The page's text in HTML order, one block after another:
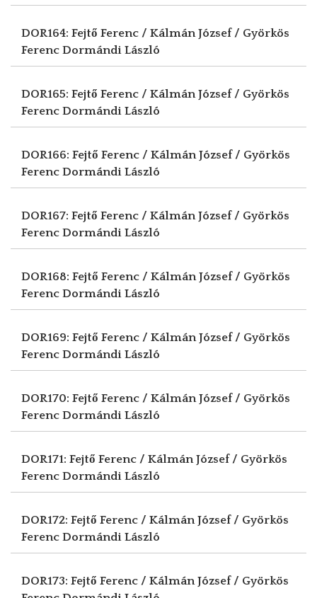
DOR164: Fejtő Ferenc / Kálmán József / Györkös
Ferenc Dormándi László
DOR165: Fejtő Ferenc / Kálmán József / Györkös
Ferenc Dormándi László
DOR166: Fejtő Ferenc / Kálmán József / Györkös
Ferenc Dormándi László
DOR167: Fejtő Ferenc / Kálmán József / Györkös
Ferenc Dormándi László
DOR168: Fejtő Ferenc / Kálmán József / Györkös
Ferenc Dormándi László
DOR169: Fejtő Ferenc / Kálmán József / Györkös
Ferenc Dormándi László
DOR170: Fejtő Ferenc / Kálmán József / Györkös
Ferenc Dormándi László
DOR171: Fejtő Ferenc / Kálmán József / Györkös
Ferenc Dormándi László
DOR172: Fejtő Ferenc / Kálmán József / Györkös
Ferenc Dormándi László
DOR173: Fejtő Ferenc / Kálmán József / Györkös